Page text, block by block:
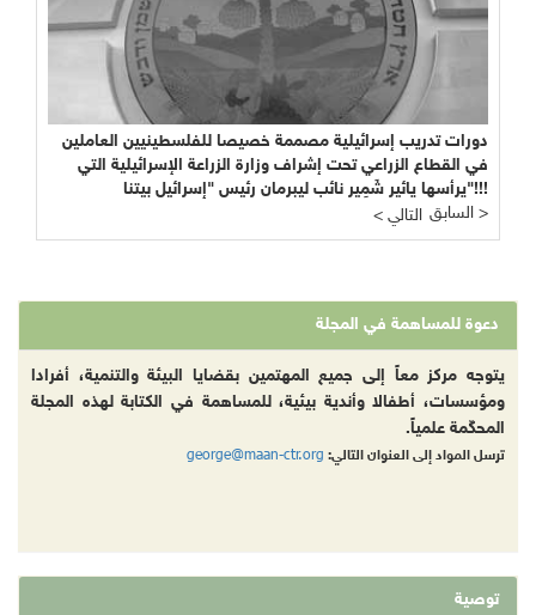
دورات تدريب إسرائيلية مصممة خصيصا للفلسطينيين العاملين
في القطاع الزراعي تحت إشراف وزارة الزراعة الإسرائيلية التي
يرأسها يائير شَمِير نائب ليبرمان رئيس "إسرائيل بيتنا"!!!
< التالي
السابق >
دعوة للمساهمة في المجلة
يتوجه مركز معاً إلى جميع المهتمين بقضايا البيئة والتنمية، أفرادا
ومؤسسات، أطفالا وأندية بيئية، للمساهمة في الكتابة لهذه المجلة
المحكّمة علمياً.
ترسل المواد إلى العنوان التالي: george@maan-ctr.org
توصية